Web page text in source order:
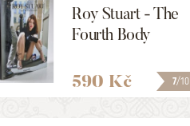
7/10
Roy Stuart - The
Fourth Body
590 Kč